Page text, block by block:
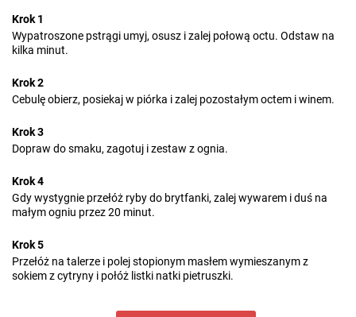
Krok 1
Wypatroszone pstrągi umyj, osusz i zalej połową octu. Odstaw na
kilka minut.
Krok 2
Cebulę obierz, posiekaj w piórka i zalej pozostałym octem i winem.
Krok 3
Dopraw do smaku, zagotuj i zestaw z ognia.
Krok 4
Gdy wystygnie przełóż ryby do brytfanki, zalej wywarem i duś na
małym ogniu przez 20 minut.
Krok 5
Przełóż na talerze i polej stopionym masłem wymieszanym z
sokiem z cytryny i połóż listki natki pietruszki.